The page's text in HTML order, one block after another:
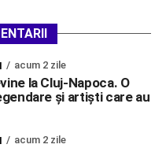
acum 2 zile
la Cluj-Napoca. O
și artiști care au
acum 2 zile